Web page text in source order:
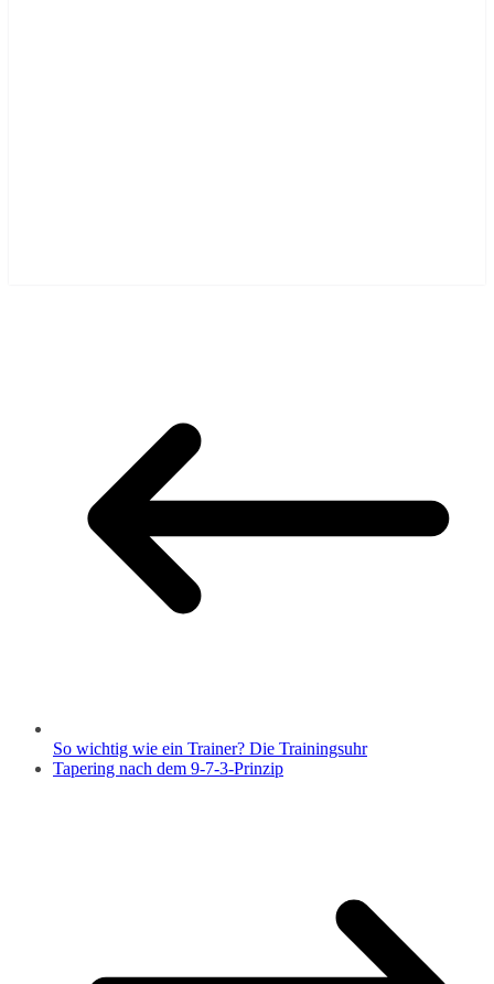
So wichtig wie ein Trainer? Die Trainingsuhr
Tapering nach dem 9-7-3-Prinzip